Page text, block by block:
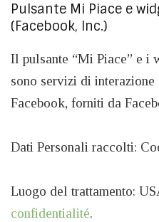
Pulsante Mi Piace e
(Facebook, Inc.)
Il pulsante “Mi Piace” e i
sono servizi di
Facebook, forniti da
Dati Personali raccolti:
Luogo del trattamento:
confidentialité.